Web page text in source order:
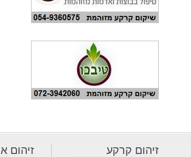
זיהום קרקע זיהום